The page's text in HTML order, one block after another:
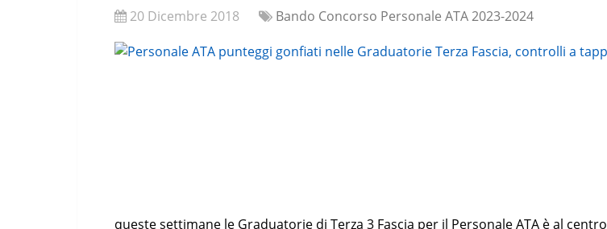
20 Dicembre 2018
Bando Concorso Personale ATA 2023-2024
queste settimane le Graduatorie di Terza 3 Fascia per il Personale ATA è al centro